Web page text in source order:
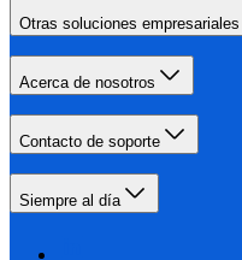
Otras soluciones empresariales
Acerca de nosotros
Contacto de soporte
Siempre al día